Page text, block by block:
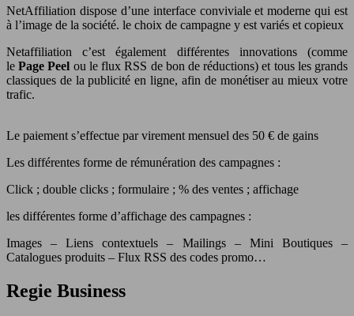
NetAffiliation dispose d’une interface conviviale et moderne qui est
à l’image de la société. le choix de campagne y est variés et copieux
Netaffiliation c’est également différentes innovations (comme
lePage Peel ou le flux RSS de bon de réductions) et tous les grands
classiques de la publicité en ligne, afin de monétiser au mieux votre
trafic.
Le paiement s’effectue par virement mensuel des 50 € de gains
Les différentes forme de rémunération des campagnes :
Click ; double clicks ; formulaire ; % des ventes ; affichage
les différentes forme d’affichage des campagnes :
Images – Liens contextuels – Mailings – Mini Boutiques –
Catalogues produits – Flux RSS des codes promo…
Regie Business